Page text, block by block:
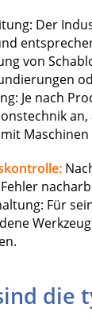
Der
von
Je nach
Maschinen
Für
die